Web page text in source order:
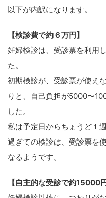
以下が内訳になります。
【検診費で約６万円】
妊婦検診は、受診票を利用
た。
初期検診が、受診票が使え
りと、自己負担が5000〜
した。
私は予定日からちょうど１
過ぎての検診は、受診票を
なるようです。
【自主的な受診で約15000円